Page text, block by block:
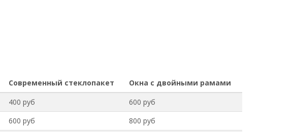
Современный стеклопакет
Окна с двойными рамами
400 руб
600 руб
600 руб
800 руб